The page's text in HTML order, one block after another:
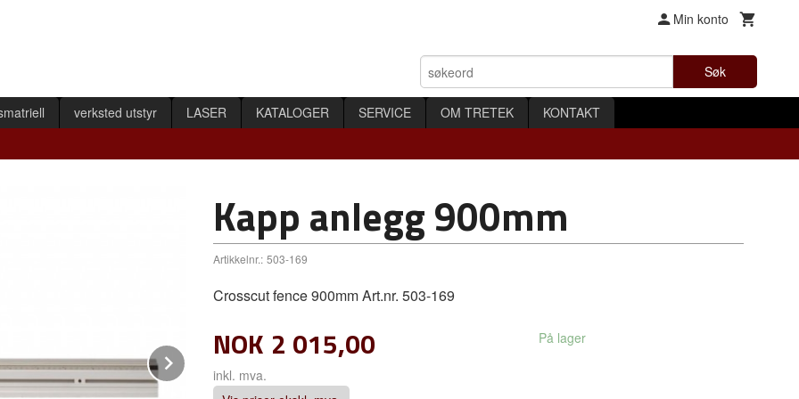
Min konto
Søk
verksted utstyr LASER KATALOGER SERVICE OM TRETEK KONTAKT
Next
Kapp anlegg 900mm
Artikkelnr.: 503-169
Crosscut fence 900mm Art.nr. 503-169
NOK 2 015,00
inkl. mva.
På lager